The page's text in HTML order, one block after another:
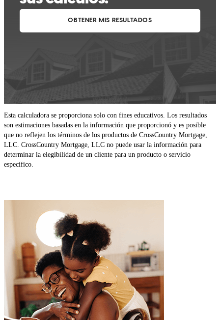
Esta calculadora se proporciona solo con fines educativos. Los resultados
son estimaciones basadas en la información que proporcionó y es posible
que no reflejen los términos de los productos de CrossCountry Mortgage,
LLC. CrossCountry Mortgage, LLC no puede usar la información para
determinar la elegibilidad de un cliente para un producto o servicio
específico.